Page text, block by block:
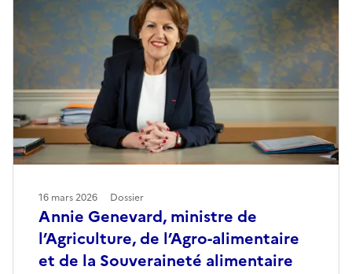
Annie Genevard, ministre de
l’Agriculture, de l’Agro-alimentaire
et de la Souveraineté alimentaire
16 mars 2026 Dossier